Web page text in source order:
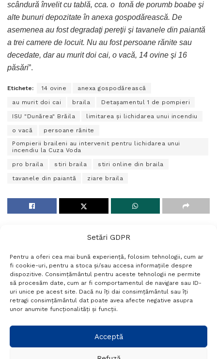
Setări GDPR
Pentru a oferi cea mai bună experiență, folosim tehnologii, cum ar
fi cookie-uri, pentru a stoca și/sau accesa informațiile despre
dispozitive. Consimțământul pentru aceste tehnologii ne permite
să procesăm date, cum ar fi comportamentul de navigare sau ID-
uri unice pe acest site. Dacă nu îți dai consimțământul sau îți
retragi consimțământul dat poate avea afecte negative asupra
unor anumite funcționalități și funcții.
Acceptă
scândură învelit cu tablă, cca. o tonă de porumb boabe şi
alte bunuri depozitate în anexa gospodărească. De
asemenea au fost degradaţi pereţii şi tavanele din paiantă
a trei camere de locuit. Nu au fost persoane rănite sau
decedate, dar au murit doi cai, o vacă, 14 ovine şi 16
păsări”.
Etichete: 14 ovine anexa gospodărească
au murit doi cai braila Detaşamentul 1 de pompieri
ISU "Dunărea" Brăila limitarea şi lichidarea unui incendiu
o vacă
persoane rănite
Pompierii braileni au intervenit pentru lichidarea unui
incendiu la Cuza Voda
pro braila stiri braila stiri online din braila
tavanele din paiantă ziare braila
Termeni si conditii
Politică de confidențialitate
Politica cookies
Setări GDPR
+40 788 760 194